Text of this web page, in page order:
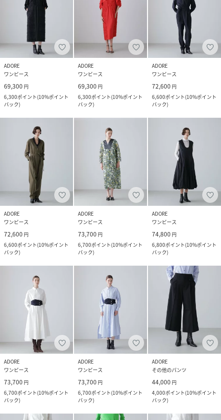
ADORE
ワンピース
69,300 円
6,300ポイント(10%ポイント
バック)
ADORE
ワンピース
69,300 円
6,300ポイント(10%ポイント
バック)
ADORE
ワンピース
72,600 円
6,600ポイント(10%ポイント
バック)
ADORE
ワンピース
72,600 円
6,600ポイント(10%ポイント
バック)
ADORE
ワンピース
73,700 円
6,700ポイント(10%ポイント
バック)
ADORE
ワンピース
74,800 円
6,800ポイント(10%ポイント
バック)
ADORE
ワンピース
73,700 円
6,700ポイント(10%ポイント
バック)
ADORE
ワンピース
73,700 円
6,700ポイント(10%ポイント
バック)
ADORE
その他のパンツ
44,000 円
4,000ポイント(10%ポイント
バック)